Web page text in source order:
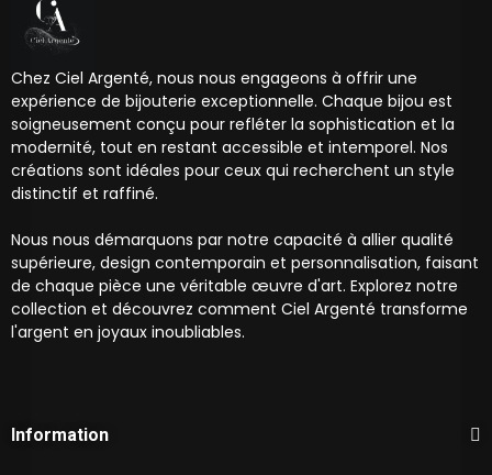
Chez Ciel Argenté, nous nous engageons à offrir une
expérience de bijouterie exceptionnelle. Chaque bijou est
soigneusement conçu pour refléter la sophistication et la
modernité, tout en restant accessible et intemporel. Nos
créations sont idéales pour ceux qui recherchent un style
distinctif et raffiné.
Nous nous démarquons par notre capacité à allier qualité
supérieure, design contemporain et personnalisation, faisant
de chaque pièce une véritable œuvre d'art. Explorez notre
collection et découvrez comment Ciel Argenté transforme
l'argent en joyaux inoubliables.
Information